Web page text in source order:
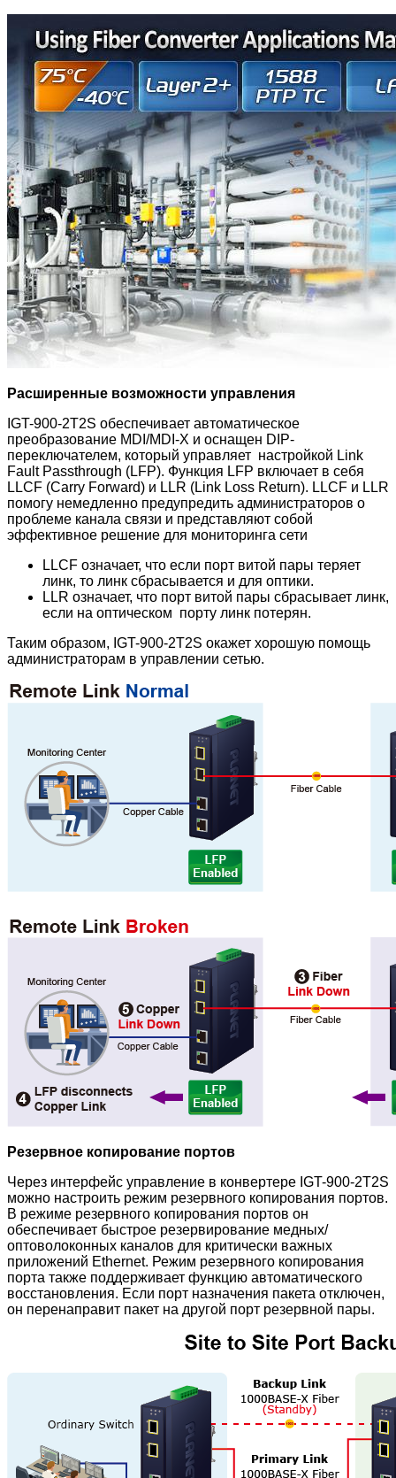
Расширенные возможности управления
IGT-900-2T2S обеспечивает автоматическое
преобразование MDI/MDI-X и оснащен DIP-
переключателем, который управляет настройкой Link
Fault Passthrough (LFP). Функция LFP включает в себя
LLCF (Carry Forward) и LLR (Link Loss Return). LLCF и LLR
помогу немедленно предупредить администраторов о
проблеме канала связи и представляют собой
эффективное решение для мониторинга сети
LLCF означает, что если порт витой пары теряет
линк, то линк сбрасывается и для оптики.
LLR означает, что порт витой пары сбрасывает линк,
если на оптическом порту линк потерян.
Таким образом, IGT-900-2T2S окажет хорошую помощь
администраторам в управлении сетью.
Резервное копирование портов
Через интерфейс управление в конвертере IGT-900-2T2S
можно настроить режим резервного копирования портов.
В режиме резервного копирования портов он
обеспечивает быстрое резервирование медных/
оптоволоконных каналов для критически важных
приложений Ethernet. Режим резервного копирования
порта также поддерживает функцию автоматического
восстановления. Если порт назначения пакета отключен,
он перенаправит пакет на другой порт резервной пары.